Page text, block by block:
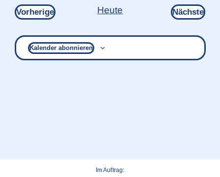
VorherigeVeranstaltungen
Heute Nächste
Kalender abonnieren
Im Auftrag: